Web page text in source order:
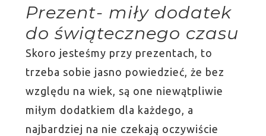
Prezent- miły dodatek
do świątecznego czasu
Skoro jesteśmy przy prezentach, to
trzeba sobie jasno powiedzieć, że bez
względu na wiek, są one niewątpliwie
miłym dodatkiem dla każdego, a
najbardziej na nie czekają oczywiście